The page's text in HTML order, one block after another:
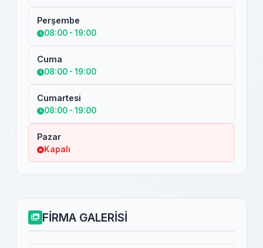
Perşembe
08:00 - 19:00
Cuma
08:00 - 19:00
Cumartesi
08:00 - 19:00
Pazar
Kapalı
FİRMA GALERİSİ